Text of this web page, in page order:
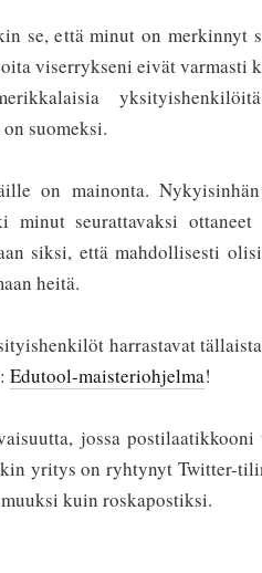
se, että minut on merkinnyt
viserrykseni eivät varmasti
suomeksi.
on mainonta.
minut seurattavaksi ottaneet
siksi, että mahdollisesti
heitä.
harrastavat
Edutool-maisteriohjelma!
jossa
yritys on ryhtynyt Twitter-
kuin roskapostiksi.